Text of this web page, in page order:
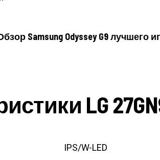
Samsung Odyssey G9 лучшего
LG
IPS/W-LED